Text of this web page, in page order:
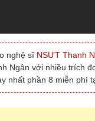
nghệ sĩ NSƯT Thanh
Ngân với nhiều trích
nhất phần 8 miễn phí